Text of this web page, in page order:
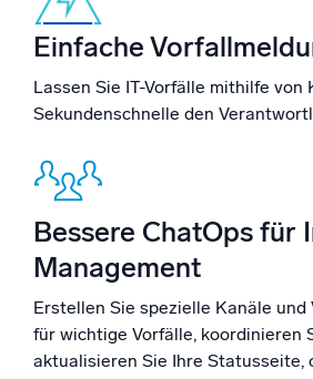
Zertifizierungen
Einfache
Lassen Sie IT-Vorfälle mithilfe von
Sekundenschnelle den
Bessere ChatOps für
Management
Erstellen Sie spezielle Kanäle und
für wichtige Vorfälle, koordinieren
aktualisieren Sie Ihre Statusseite,